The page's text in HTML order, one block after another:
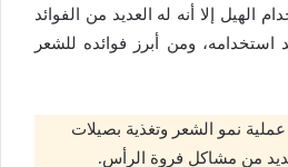
الهيل إلا أنه له العديد من الفوائد
استخدامه، ومن أبرز فوائده للشعر
نمو الشعر وتغذية بصيلات
من مشاكل فروة الرأس.